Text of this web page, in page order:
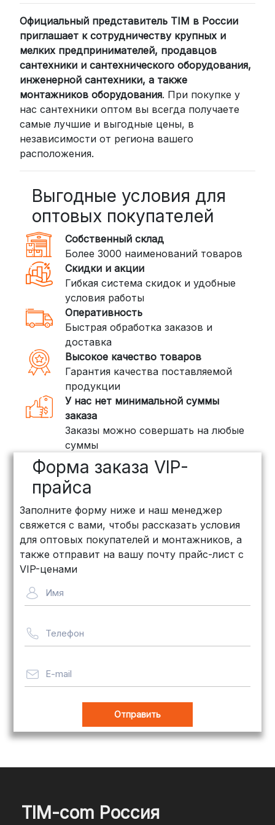
Для клиентов из других регионов
России мы сотрудничаем с
проверенными транспортными
компаниями:
СДЭК: Выбирайте доставку до
пункта выдачи (от 2 дней) или
курьером до двери (от 3 дней).
Стоимость начинается от300
рублей
пунктов выдачи или курьером.
Сроки — от 2 дней, стоимость — от
350 рублей
DPD: Международная служба
доставки, которая работает и
внутри России. Сроки — от 2 дней,
стоимость — от 400 рублей
3. Доставка крупногабаритных грузов
(ПЭК, КИТ, Байкал Сервис)
Если ваш заказ включает большие или
тяжелые товары, мы рекомендуем
воспользоваться услугами компаний,
специализирующихся на доставке
грузов:
ПЭК: Сроки доставки — от 3 до 10
дней, стоимость рассчитывается
индивидуально (минимум
рублей
объемных заказов. Сроки — от 3
дней, стоимость — от500 рублей
Байкал Сервис: Идеально подходит
для крупногабаритных товаров.
рассчитывается индивидуально
Важно! Мы заботимся о том, чтобы
целости и сохранности, независимо
от их размера.
максимально удобным и безопасным
для наших клиентов. Независимо от
Официальный представитель TIM в России
приглашает к сотрудничеству крупных и
мелких предпринимателей, продавцов
сантехники и сантехнического оборудования,
инженерной сантехники, а также
монтажников оборудования. При покупке у
нас сантехники оптом вы всегда получаете
самые лучшие и выгодные цены, в
независимости от региона вашего
расположения.
Выгодные условия для
оптовых покупателей
Собственный склад
Более 3000 наименований товаров
Скидки и акции
Гибкая система скидок и удобные
условия работы
Оперативность
Быстрая обработка заказов и
доставка
Высокое качество товаров
Гарантия качества поставляемой
продукции
У нас нет минимальной суммы
заказа
Заказы можно совершать на любые
суммы
Форма заказа VIP-
прайса
Заполните форму ниже и наш менеджер
свяжется с вами, чтобы рассказать условия
для оптовых покупателей и монтажников, а
также отправит на вашу почту прайс-лист с
VIP-ценами
Имя
Телефон
E-mail
TIM-com Россия